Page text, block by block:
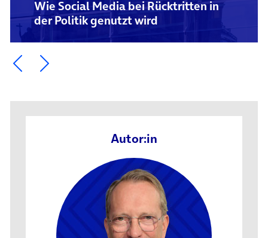
Wie Social Media bei Rücktritten in
der Politik genutzt wird
Ein Element zurück blättern
Ein Element weiter blättern
Autor:in